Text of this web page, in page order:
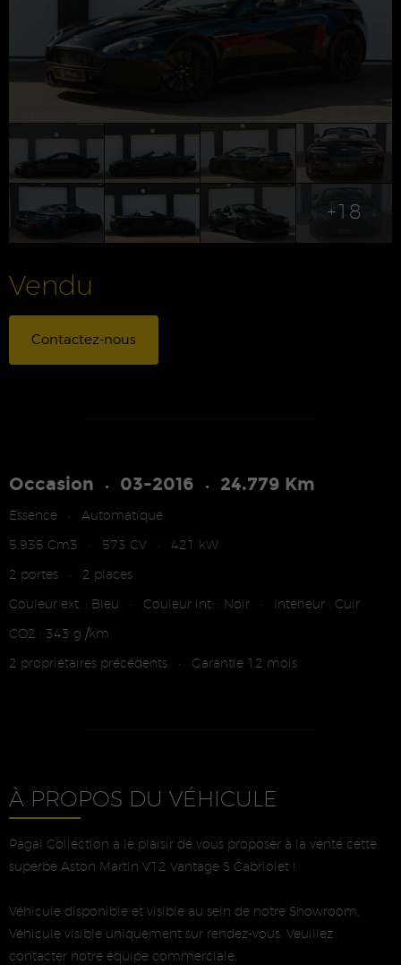
+18
Occasion • 03-2016 • 24.779 Km
Essence • Automatique
5.935 Cm3 • 573 CV • 421 kW
2 portes • 2 places
Couleur ext. : Bleu • Couleur int. : Noir • Intérieur : Cuir
CO2 : 343 g /km
2 propriétaires précédents • Garantie 12 mois
Vendu
Contactez-nous
À PROPOS DU VÉHICULE
Pagal Collection a le plaisir de vous proposer à la vente cette
superbe Aston Martin V12 Vantage S Cabriolet !
Véhicule disponible et visible au sein de notre Showroom.
Véhicule visible uniquement sur rendez-vous. Veuillez
contacter notre équipe commerciale.